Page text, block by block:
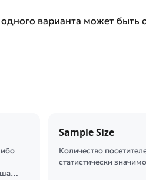
варианта может быть
Sample Size
Количество
статистически